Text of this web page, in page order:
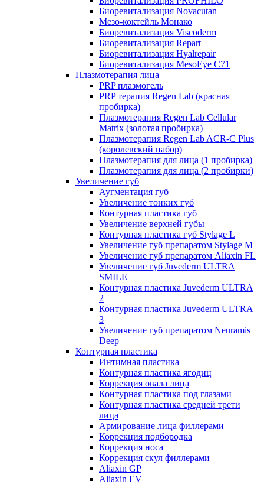
Биоревитализация Novacutan
Мезо-коктейль Монако
Биоревитализация Viscoderm
Биоревитализация Repart
Биоревитализация Hyalrepair
Биоревитализация MesoEye C71
Плазмотерапия лица
PRP плазмогель
PRP терапия Regen Lab (красная
пробирка)
Плазмотерапия Regen Lab Cellular
Matrix (золотая пробирка)
Плазмотерапия Regen Lab ACR-C Plus
(королевский набор)
Плазмотерапия для лица (1 пробирка)
Плазмотерапия для лица (2 пробирки)
Увеличение губ
Аугментация губ
Увеличение тонких губ
Контурная пластика губ
Увеличение верхней губы
Контурная пластика губ Stylage L
Увеличение губ препаратом Stylage M
Увеличение губ препаратом Aliaxin FL
Увеличение губ Juvederm ULTRA
SMILE
Контурная пластика Juvederm ULTRA
2
Контурная пластика Juvederm ULTRA
3
Увеличение губ препаратом Neuramis
Deep
Контурная пластика
Интимная пластика
Контурная пластика ягодиц
Коррекция овала лица
Контурная пластика под глазами
Контурная пластика средней трети
лица
Армирование лица филлерами
Коррекция подбородка
Коррекция носа
Коррекция скул филлерами
Aliaxin GP
Aliaxin EV